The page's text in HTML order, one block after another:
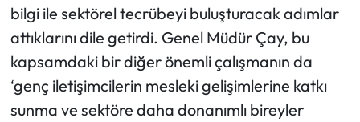
bilgi ile sektörel tecrübeyi buluşturacak adımlar
attıklarını dile getirdi. Genel Müdür Çay, bu
kapsamdaki bir diğer önemli çalışmanın da
‘genç iletişimcilerin mesleki gelişimlerine katkı
sunma ve sektöre daha donanımlı bireyler